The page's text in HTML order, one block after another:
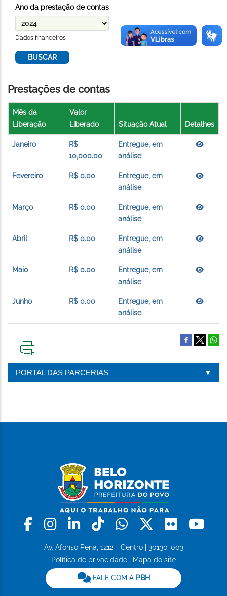
Ano da prestação de contas
Dados financeiros
Prestações de contas
Mês da
Liberação
Valor
Liberado
Situação Atual Detalhes
Janeiro
R$
10,000.00
Entregue, em
análise
Fevereiro R$ 0.00
Entregue, em
análise
Março R$ 0.00
Entregue, em
análise
Abril R$ 0.00
Entregue, em
análise
Maio R$ 0.00
Entregue, em
análise
Junho R$ 0.00
Entregue, em
análise
PÁGINA
PORTAL DAS PARCERIAS
Facebook
Instagram
LinkedinTiktokWhatsapp
X Flickr
Av. Afonso Pena, 1212 - Centro | 30130-003
Política de privacidade
Mapa do site
FALE COM A PBH